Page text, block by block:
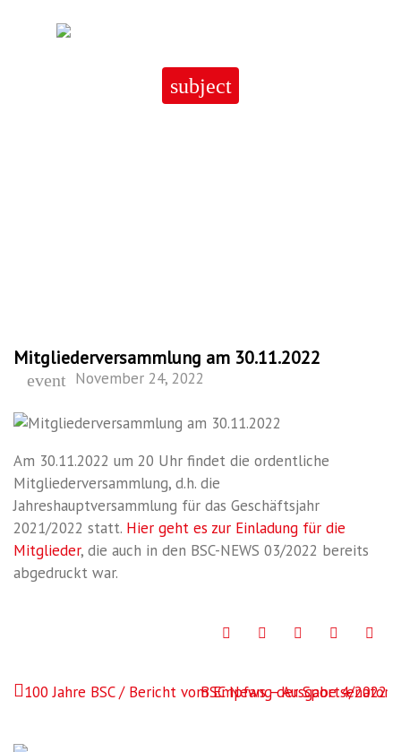
subject
Mitgliederversammlung am 30.11.2022
event November 24, 2022
Am 30.11.2022 um 20 Uhr findet die ordentliche
Mitgliederversammlung, d.h. die
Jahreshauptversammlung für das Geschäftsjahr
2021/2022 statt. Hier geht es zur Einladung für die
Mitglieder, die auch in den BSC-NEWS 03/2022 bereits
abgedruckt war.
FacebookTwitter Google+LinkedIn
Beitragsnavigation
100 Jahre BSC / Bericht vom Empfang der Sportsenatorin
BSC News – Ausgabe 4/2022